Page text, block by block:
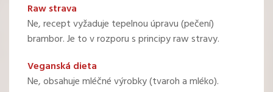
Raw strava
Ne, recept vyžaduje tepelnou úpravu (pečení)
brambor. Je to v rozporu s principy raw stravy.
Veganská dieta
Ne, obsahuje mléčné výrobky (tvaroh a mléko).